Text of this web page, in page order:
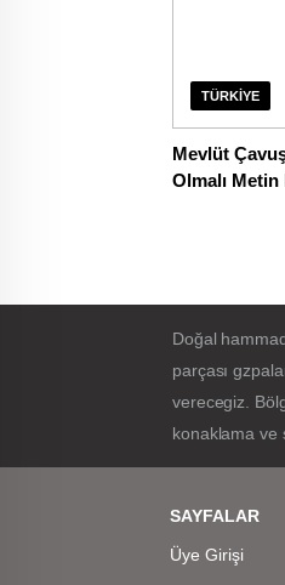
TÜRKIYE
Mevlüt
Olmalı Metin
Doğal
parçası
verecegiz.
konaklama ve
SAYFALAR
Üye Girişi